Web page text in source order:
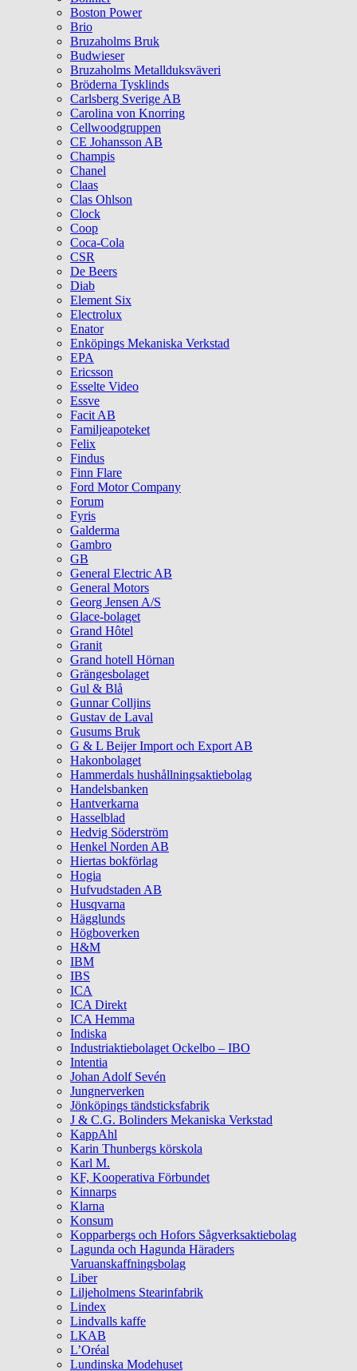
Boston Power
Brio
Bruzaholms Bruk
Budwieser
Bruzaholms Metallduksväveri
Bröderna Tysklinds
Carlsberg Sverige AB
Carolina von Knorring
Cellwoodgruppen
CE Johansson AB
Champis
Chanel
Claas
Clas Ohlson
Clock
Coop
Coca-Cola
CSR
De Beers
Diab
Element Six
Electrolux
Enator
Enköpings Mekaniska Verkstad
EPA
Ericsson
Esselte Video
Essve
Facit AB
Familjeapoteket
Felix
Findus
Finn Flare
Ford Motor Company
Forum
Fyris
Galderma
Gambro
GB
General Electric AB
General Motors
Georg Jensen A/S
Glace-bolaget
Grand Hôtel
Granit
Grand hotell Hörnan
Grängesbolaget
Gul & Blå
Gunnar Colljins
Gustav de Laval
Gusums Bruk
G & L Beijer Import och Export AB
Hakonbolaget
Hammerdals hushållningsaktiebolag
Handelsbanken
Hantverkarna
Hasselblad
Hedvig Söderström
Henkel Norden AB
Hiertas bokförlag
Hogia
Hufvudstaden AB
Husqvarna
Hägglunds
Högboverken
H&M
IBM
IBS
ICA
ICA Direkt
ICA Hemma
Indiska
Industriaktiebolaget Ockelbo – IBO
Intentia
Johan Adolf Sevén
Jungnerverken
Jönköpings tändsticksfabrik
J & C.G. Bolinders Mekaniska Verkstad
KappAhl
Karin Thunbergs körskola
Karl M.
KF, Kooperativa Förbundet
Kinnarps
Klarna
Konsum
Kopparbergs och Hofors Sågverksaktiebolag
Lagunda och Hagunda Häraders
Varuanskaffningsbolag
Liber
Liljeholmens Stearinfabrik
Lindex
Lindvalls kaffe
LKAB
L’Oréal
Lundinska Modehuset